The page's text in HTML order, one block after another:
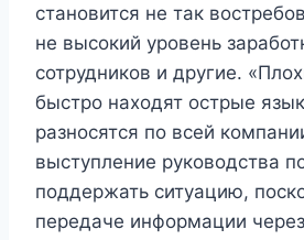
становится не так
не высокий уровень
сотрудников и другие.
быстро находят острые
разносятся по всей
выступление руководства
поддержать ситуацию,
передаче информации